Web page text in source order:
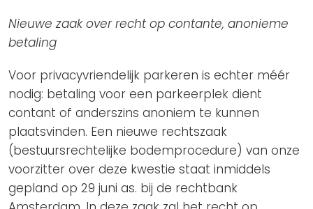
Nieuwe zaak over recht op contante, anonieme
betaling
Voor privacyvriendelijk parkeren is echter méér
nodig: betaling voor een parkeerplek dient
contant of anderszins anoniem te kunnen
plaatsvinden. Een nieuwe rechtszaak
(bestuursrechtelijke bodemprocedure) van onze
voorzitter over deze kwestie staat inmiddels
gepland op 29 juni as. bij de rechtbank